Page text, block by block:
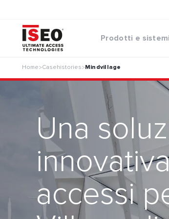
Prodotti e sistemi
Home>Casehistories>Mindvillage
Una
accessi